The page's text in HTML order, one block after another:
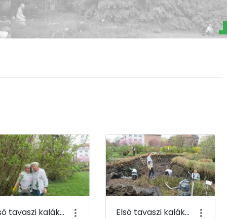
Első tavaszi kaláka 063 Első tavaszi kaláka 064